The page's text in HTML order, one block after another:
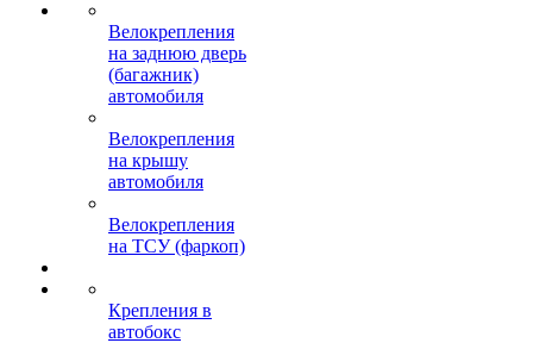
Велокрепления
на заднюю дверь
(багажник)
автомобиля
Велокрепления
на крышу
автомобиля
Велокрепления
на ТСУ (фаркоп)
Крепления в
автобокс